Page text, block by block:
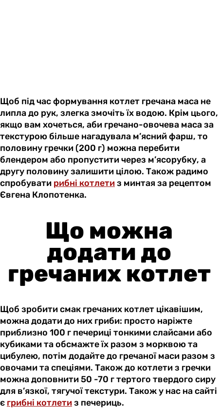
Щоб під час формування котлет гречана маса не
липла до рук, злегка змочіть їх водою. Крім цього,
якщо вам хочеться, аби гречано-овочева маса за
текстурою більше нагадувала м’ясний фарш, то
половину гречки (200 г) можна перебити
блендером або пропустити через м’ясорубку, а
другу половину залишити цілою. Також радимо
спробувати рибні котлетиз минтая за рецептом
Євгена Клопотенка.
Що можна
додати до
гречаних котлет
Щоб зробити смак гречаних котлет цікавішим,
можна додати до них гриби: просто наріжте
приблизно 100 г печериці тонкими слайсами або
кубиками та обсмажте їх разом з морквою та
цибулею, потім додайте до гречаної маси разом з
овочами та спеціями. Також до котлети з гречки
можна доповнити 50 -70 г тертого твердого сиру
для в’язкої, тягучої текстури. Також у нас на сайті
є грибні котлетиз печериць.